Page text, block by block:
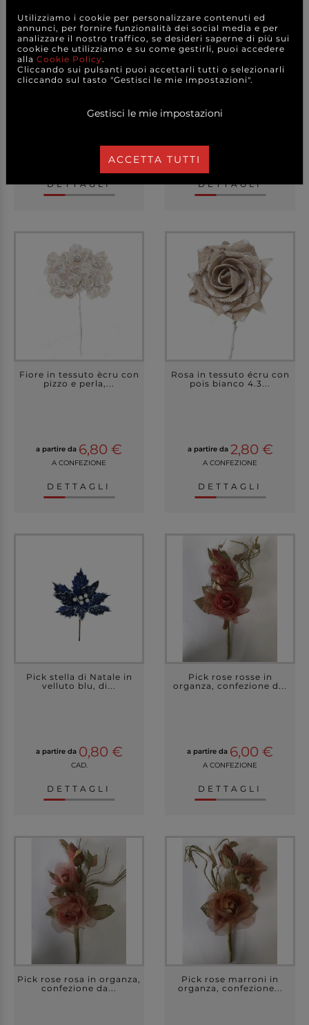
Pick spicchio pera,
confezione da 72 pez...
7,50 €
DETTAGLI
Pick spicchio pera,
confezione da 96 pez...
a partire da
DETTAGLI
Fiore in tessuto ècru con
pizzo e perla,...
a partire da 6,80 €
A CONFEZIONE
DETTAGLI
Rosa in tessuto écru con
pois bianco 4.3...
a partire da 2,80 €
A CONFEZIONE
DETTAGLI
Pick stella di Natale in
velluto blu, di...
a partire da 0,80 €
CAD.
DETTAGLI
Pick rose rosse in
organza, confezione d...
a partire da 6,00 €
A CONFEZIONE
DETTAGLI
Pick rose rosa in organza,
confezione da...
Pick rose marroni in
organza, confezione...
Utilizziamo i cookie per personalizzare contenuti ed
annunci, per fornire funzionalità dei social media e per
analizzare il nostro traffico, se desideri saperne di più sui
cookie che utilizziamo e su come gestirli, puoi accedere
alla Cookie Policy.
Cliccando sui pulsanti puoi accettarli tutti o selezionarli
cliccando sul tasto "Gestisci le mie impostazioni".
Gestisci le mie impostazioni
ACCETTA TUTTI